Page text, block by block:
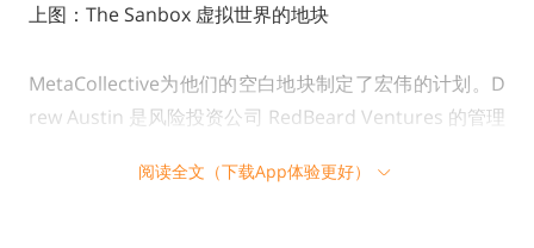
上图：The Sanbox 虚拟世界的地块
MetaCollective为他们的空白地块制定了宏伟的计划。D
rew Austin 是风险投资公司 RedBeard Ventures 的管理
切都是为了把这个未来互联网的角落发展成一个虚拟的学
阅读全文（下载App体验更好）